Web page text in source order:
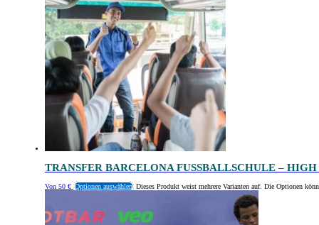
TRANSFER BARCELONA FUSSBALLSCHULE – HIGH
Von 50 € Optionen auswählen Dieses Produkt weist mehrere Varianten auf. Die Optionen